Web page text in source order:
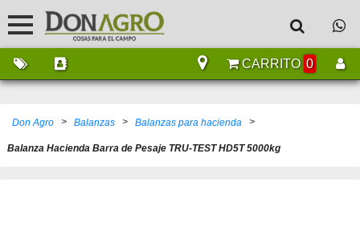
CARRITO 0
Don Agro > Balanzas > Balanzas para hacienda >
Balanza Hacienda Barra de Pesaje TRU-TEST HD5T 5000kg